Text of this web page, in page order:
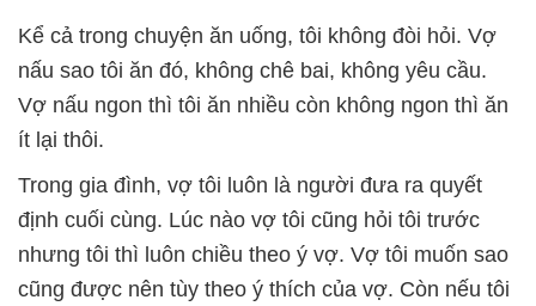
Kể cả trong chuyện ăn uống, tôi không đòi hỏi. Vợ
nấu sao tôi ăn đó, không chê bai, không yêu cầu.
Vợ nấu ngon thì tôi ăn nhiều còn không ngon thì ăn
ít lại thôi.
Trong gia đình, vợ tôi luôn là người đưa ra quyết
định cuối cùng. Lúc nào vợ tôi cũng hỏi tôi trước
nhưng tôi thì luôn chiều theo ý vợ. Vợ tôi muốn sao
cũng được nên tùy theo ý thích của vợ. Còn nếu tôi